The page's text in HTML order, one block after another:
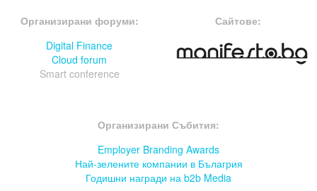
Организирани форуми:
Digital Finance
Cloud forum
Smart conference
Сайтове:
Организирани Събития:
Employer Branding Awards
Най-зелените компании в Бълагрия
Годишни награди на b2b Media